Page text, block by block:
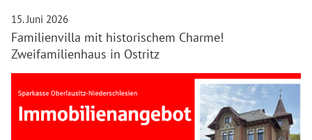
15. Juni 2026
Familienvilla mit historischem Charme!
Zweifamilienhaus in Ostritz